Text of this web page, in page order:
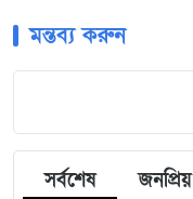
মন্তব্য করুন
সর্বশেষ জনপ্রিয়